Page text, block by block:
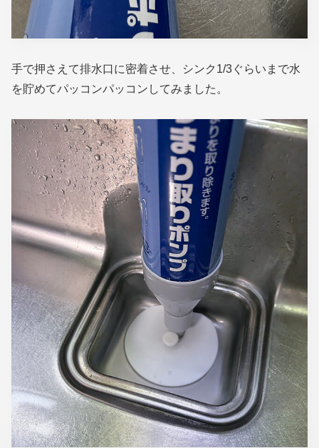
手で押さえて排水口に密着させ、シンク1/3ぐらいまで水
を貯めてパッコンパッコンしてみました。